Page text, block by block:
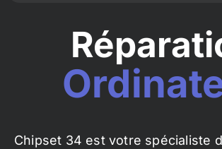
Chipset 34 est votre spécialiste